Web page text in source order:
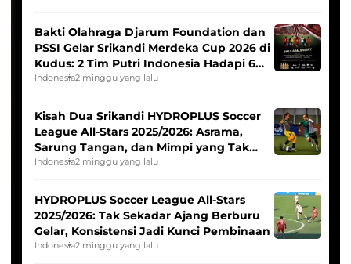
Bakti Olahraga Djarum Foundation dan
PSSI Gelar Srikandi Merdeka Cup 2026 di
Kudus: 2 Tim Putri Indonesia Hadapi 6
Tim Asia
Indonesia2 minggu yang lalu
Kisah Dua Srikandi HYDROPLUS Soccer
League All-Stars 2025/2026: Asrama,
Sarung Tangan, dan Mimpi yang Tak
Pernah Padam
Indonesia2 minggu yang lalu
HYDROPLUS Soccer League All-Stars
2025/2026: Tak Sekadar Ajang Berburu
Gelar, Konsistensi Jadi Kunci Pembinaan
Indonesia2 minggu yang lalu